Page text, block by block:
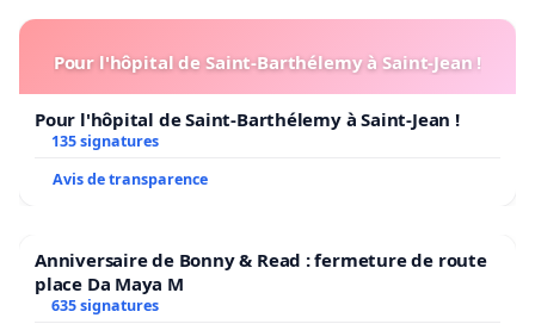
Pour l'hôpital de Saint-Barthélemy à Saint-Jean !
Pour l'hôpital de Saint-Barthélemy à Saint-Jean !
135 signatures
Avis de transparence
Anniversaire de Bonny & Read : fermeture de route
place Da Maya M
635 signatures